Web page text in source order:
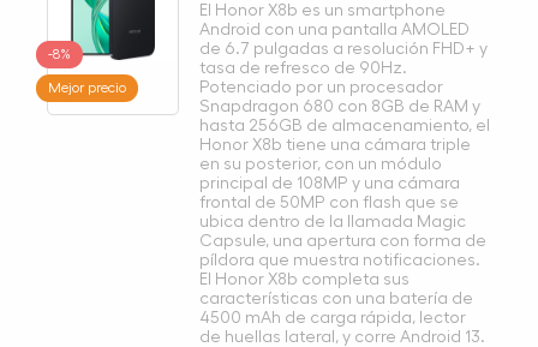
-8%
Mejor precio
El Honor X8b es un smartphone
Android con una pantalla AMOLED
de 6.7 pulgadas a resolución FHD+ y
tasa de refresco de 90Hz.
Potenciado por un procesador
Snapdragon 680 con 8GB de RAM y
hasta 256GB de almacenamiento, el
Honor X8b tiene una cámara triple
en su posterior, con un módulo
principal de 108MP y una cámara
frontal de 50MP con flash que se
ubica dentro de la llamada Magic
Capsule, una apertura con forma de
píldora que muestra notificaciones.
El Honor X8b completa sus
características con una batería de
4500 mAh de carga rápida, lector
de huellas lateral, y corre Android 13.